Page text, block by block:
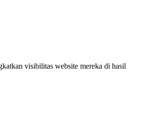
visibilitas website mereka di hasil